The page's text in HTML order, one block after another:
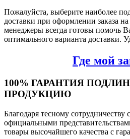
Пожалуйста, выберите наиболее
доставки при оформлении заказа
менеджеры всегда готовы помочь
оптимального варианта доставки.
Где мой
100% ГАРАНТИЯ
ПРОДУКЦИЮ
Благодаря тесному
официальными
товары высочайшего качества с